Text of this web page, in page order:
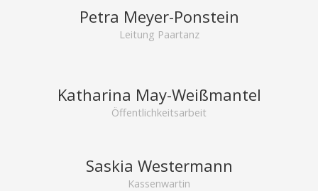
Petra Meyer-Ponstein
Leitung Paartanz
Katharina May-Weißmantel
Öffentlichkeitsarbeit
Saskia Westermann
Kassenwartin